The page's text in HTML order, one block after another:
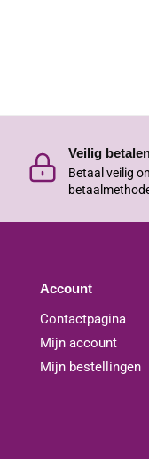
Veilig
Betaal veilig
Account
Contactpagina
Mijn account
Mijn bestellingen